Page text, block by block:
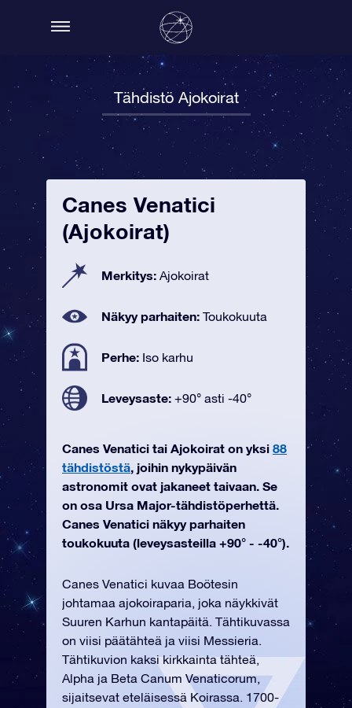
Tähdistö Ajokoirat
Canes Venatici
(Ajokoirat)
Merkitys: Ajokoirat
Näkyy parhaiten: Toukokuuta
Perhe: Iso karhu
Leveysaste: +90° asti -40°
Canes Venatici tai Ajokoirat on yksi 88
tähdistöstä, joihin nykypäivän
astronomit ovat jakaneet taivaan. Se
on osa Ursa Major-tähdistöperhettä.
Canes Venatici näkyy parhaiten
toukokuuta (leveysasteilla +90° - -40°).
Canes Venatici kuvaa Boötesin
johtamaa ajokoiraparia, joka näykkivät
Suuren Karhun kantapäitä. Tähtikuvassa
on viisi päätähteä ja viisi Messieria.
Tähtikuvion kaksi kirkkainta tähteä,
Alpha ja Beta Canum Venaticorum,
sijaitsevat eteläisessä Koirassa. 1700-